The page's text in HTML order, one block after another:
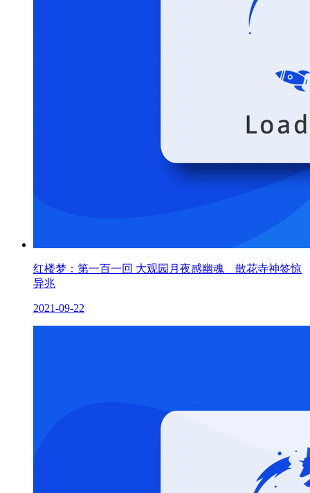
红楼梦：第一百一回 大观园月夜感幽魂 散花寺神签惊
异兆
2021-09-22